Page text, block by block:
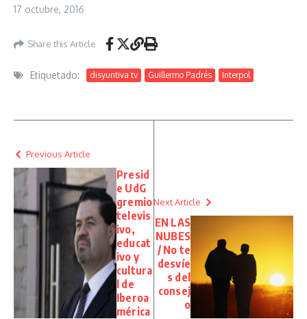
17 octubre, 2016
Share this Article
Etiquetado: disyuntiva tv Guillermo Padrés Interpol
Previous Article
Presid
e UdG
gremio
televis
ivo,
educat
ivo y
cultura
l de
Iberoa
mérica
Next Article
EN LAS
NUBES
/ No te
desvíe
s del
consej
o